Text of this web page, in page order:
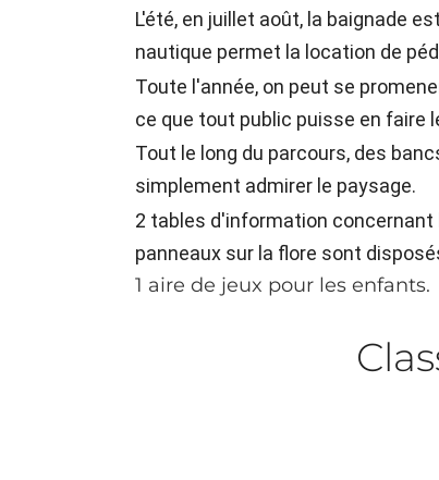
L'été, en juillet août, la baignade
nautique permet la location de
Toute l'année, on peut se
ce que tout public puisse en faire
Tout le long du parcours, des
simplement admirer le paysage.
2 tables d'information concernant
panneaux sur la flore sont
1 aire de jeux pour les enfants.